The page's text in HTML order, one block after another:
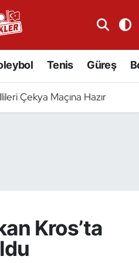
Tenis Güreş
Çekya Maçına Hazır
Kros’ta